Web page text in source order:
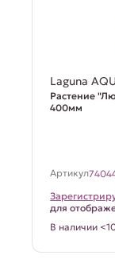
Laguna
Растение
400мм
Артикул
для
В наличии